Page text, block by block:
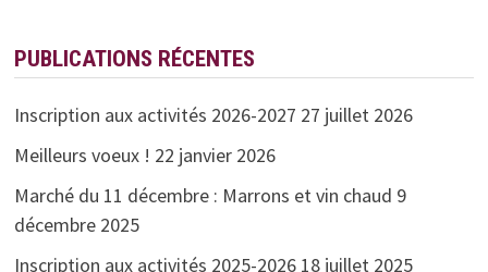
PUBLICATIONS RÉCENTES
Inscription aux activités 2026-2027 27 juillet 2026
Meilleurs voeux ! 22 janvier 2026
Marché du 11 décembre : Marrons et vin chaud 9
décembre 2025
Inscription aux activités 2025-2026 18 juillet 2025